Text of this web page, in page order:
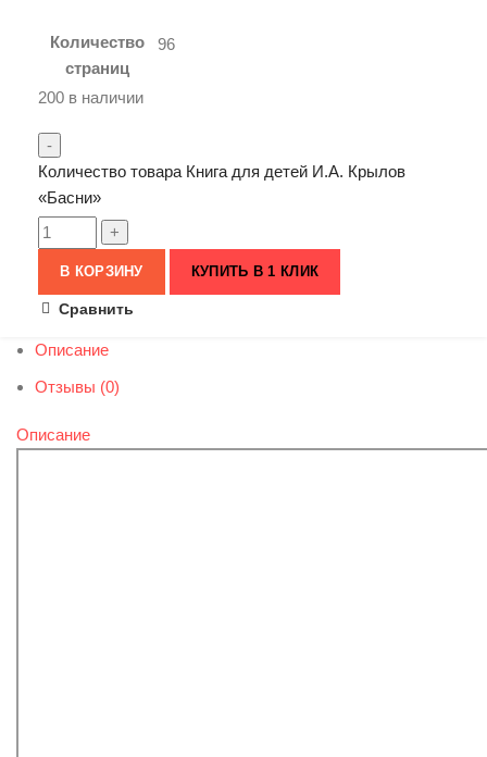
Количество
страниц
96
200 в наличии
Количество товара Книга для детей И.А. Крылов
«Басни»
В КОРЗИНУ КУПИТЬ В 1 КЛИК
Сравнить
Описание
Отзывы (0)
Описание